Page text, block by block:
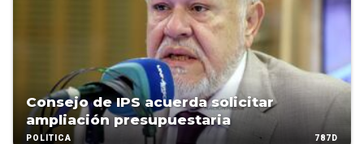
Consejo de IPS acuerda solicitar
ampliación presupuestaria
POLÍTICA 787D